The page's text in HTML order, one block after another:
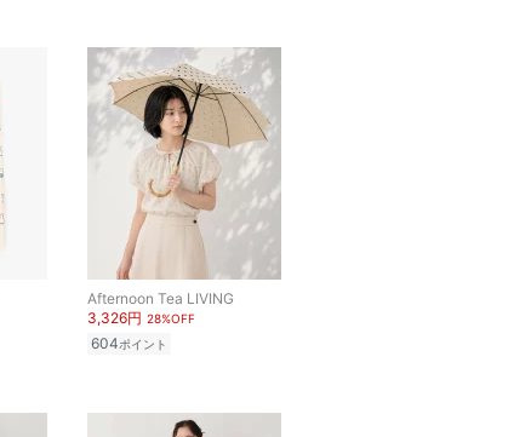
Afternoon Tea LIVING
3,326円 28%OFF
604ポイント